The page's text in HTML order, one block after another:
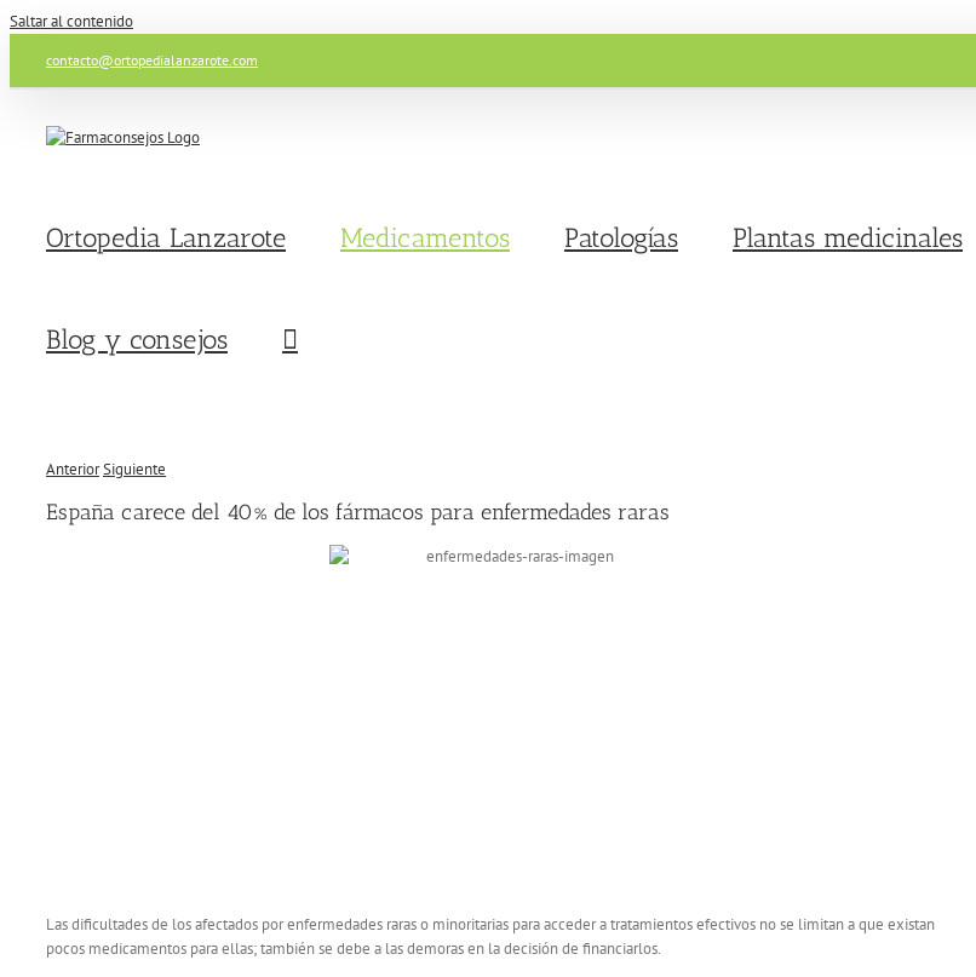
Saltar al contenido
contacto@ortopedialanzarote.com
Ortopedia Lanzarote Medicamentos Patologías Plantas medicinales
Blog y consejos
AnteriorSiguiente
España carece del 40% de los fármacos para enfermedades raras
Las dificultades de los afectados por enfermedades raras o minoritarias para acceder a tratamientos efectivos no se limitan a que existan
pocos medicamentos para ellas; también se debe a las demoras en la decisión de financiarlos.